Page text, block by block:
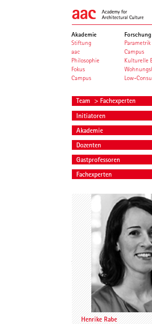
Akademie
Stiftung
aac
Philosophie
Fokus
Campus
Forschung
Parametrik
Campus
Kulturelle
Low-
Team > Fachexperten
Initiatoren
Akademie
Dozenten
Gastprofessoren
Fachexperten
Spyros Koulouris
Henrike Rabe